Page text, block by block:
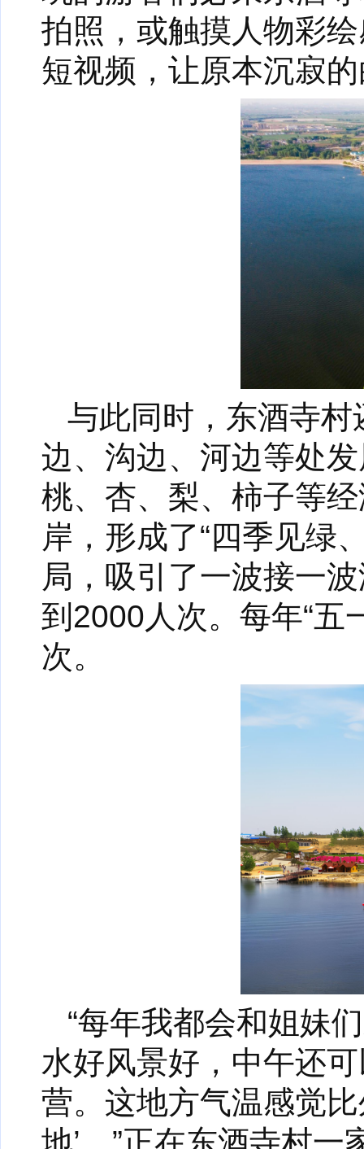
拍照，或触摸人物彩
短视频，让原本沉寂
与此同时，东酒寺
边、沟边、河边等处
桃、杏、梨、柿子等
岸，形成了“四季见绿
局，吸引了一波接一
到2000人次。每年“五
次。
“每年我都会和姐妹
水好风景好，中午还
营。这地方气温感觉